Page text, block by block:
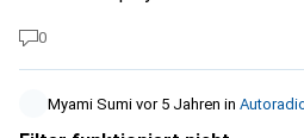
0
Myami Sumi vor 5 Jahren in